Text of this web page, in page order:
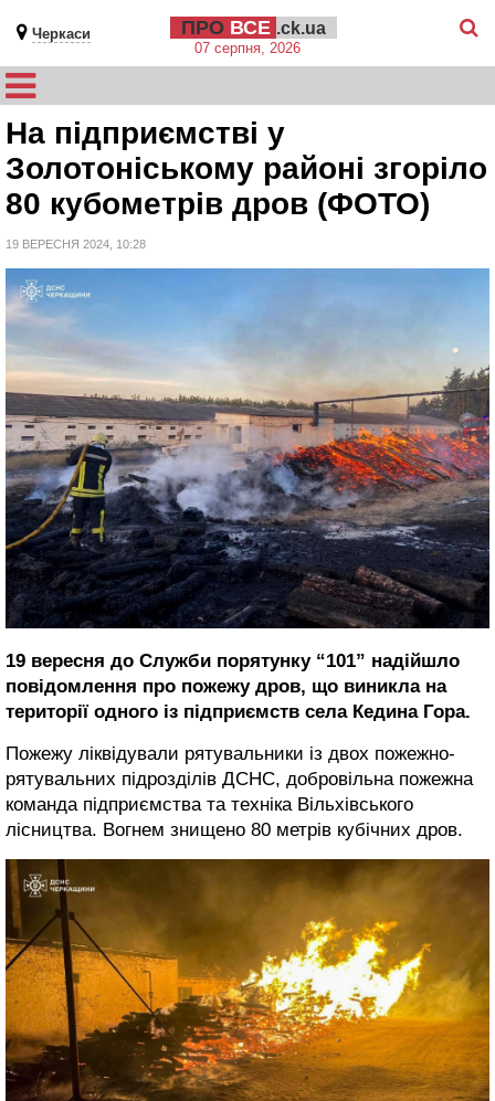
Черкаси ПРО ВСЕ .ck.ua
07 серпня, 2026
На підприємстві у
Золотоніському районі згоріло
80 кубометрів дров (ФОТО)
19 ВЕРЕСНЯ 2024, 10:28
19 вересня до Служби порятунку “101” надійшло
повідомлення про пожежу дров, що виникла на
території одного із підприємств села Кедина Гора.
Пожежу ліквідували рятувальники із двох пожежно-
рятувальних підрозділів ДСНС, добровільна пожежна
команда підприємства та техніка Вільхівського
лісництва. Вогнем знищено 80 метрів кубічних дров.